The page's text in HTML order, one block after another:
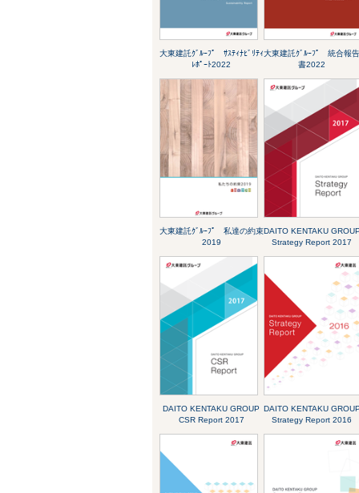
大東建託ｸﾞﾙｰﾌﾟ ｻｽﾃｨﾅﾋﾞﾘﾃｨ
ﾚﾎﾟｰﾄ2022
大東建託ｸﾞﾙｰﾌﾟ 統合報
書2022
大東建託ｸﾞﾙｰﾌﾟ 私達の約束
2019
DAITO KENTAKU
Strategy Report 2017
DAITO KENTAKU GROUP
CSR Report 2017
DAITO KENTAKU
Strategy Report 2016